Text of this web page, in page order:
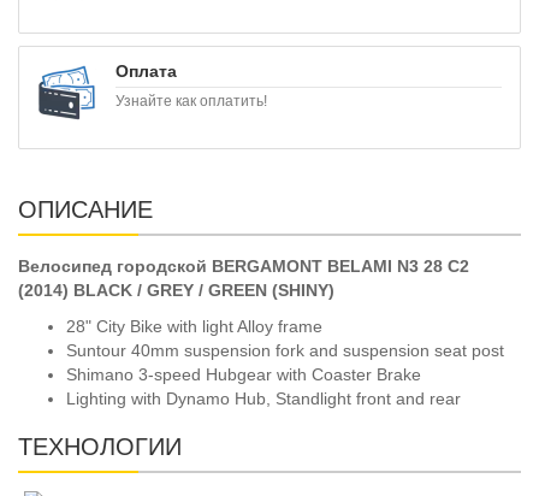
Оплата
Узнайте как оплатить!
ОПИСАНИЕ
Велосипед городской BERGAMONT BELAMI N3 28 C2
(2014) BLACK / GREY / GREEN (SHINY)
28" City Bike with light Alloy frame
Suntour 40mm suspension fork and suspension seat post
Shimano 3-speed Hubgear with Coaster Brake
Lighting with Dynamo Hub, Standlight front and rear
ТЕХНОЛОГИИ